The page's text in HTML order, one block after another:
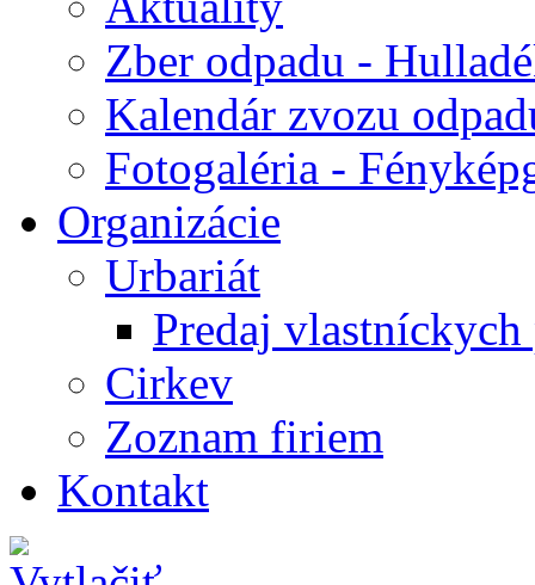
Zber odpadu -
Kalendár zvozu
Fotogaléria -
Organizácie
Urbariát
Predaj
Cirkev
Zoznam firiem
Kontakt